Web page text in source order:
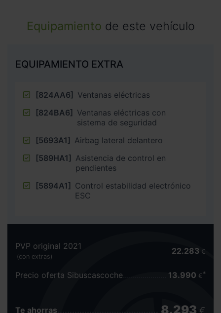
Equipamiento de este vehículo
EQUIPAMIENTO EXTRA
[824AA6] Ventanas eléctricas
[824BA6] Ventanas eléctricas con
sistema de seguridad
[5693A1] Airbag lateral delantero
[589HA1] Asistencia de control en
pendientes
[5894A1] Control estabilidad electrónico
ESC
PVP original 2021
(con extras)
22.283 €
Precio oferta Sibuscascoche 13.990 €
Te ahorras 8.293